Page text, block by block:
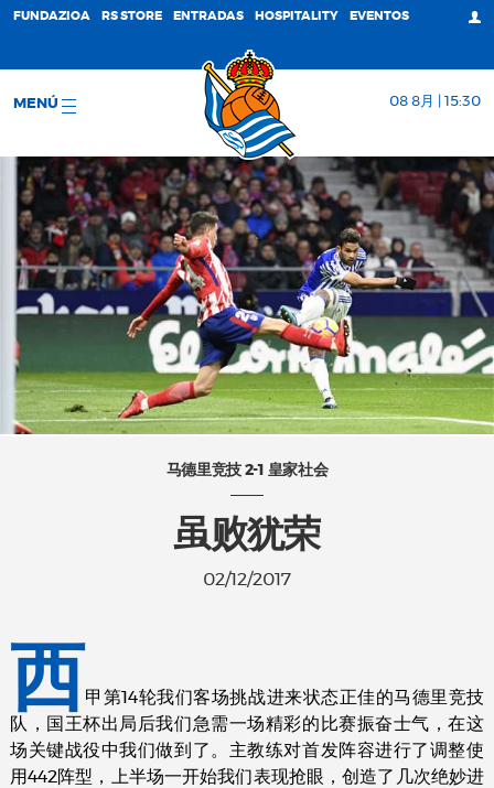
FUNDAZIOA RS STORE ENTRADAS HOSPITALITY EVENTOS
MENÚ 08 8月 | 15:30
马德里竞技 2-1 皇家社会
虽败犹荣
02/12/2017
西 甲第14轮我们客场挑战进来状态正佳的马德里竞技
队，国王杯出局后我们急需一场精彩的比赛振奋士气，在这
场关键战役中我们做到了。主教练对首发阵容进行了调整使
用442阵型，上半场一开始我们表现抢眼，创造了几次绝妙进